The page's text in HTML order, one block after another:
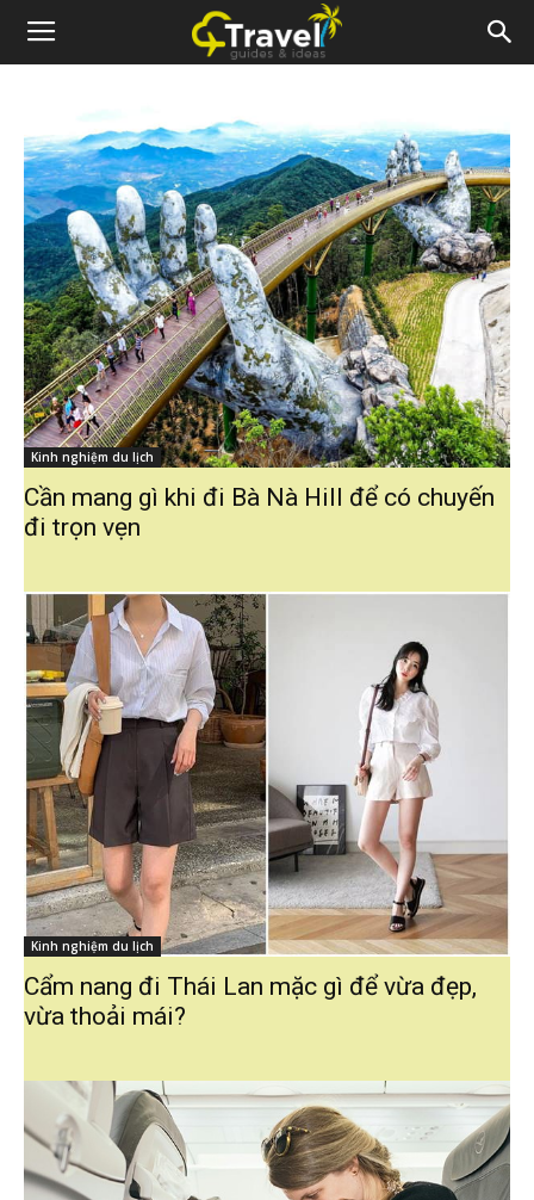
Kinh nghiệm du lịch
Cần mang gì khi đi Bà Nà Hill để có chuyến
đi trọn vẹn
Kinh nghiệm du lịch
Cẩm nang đi Thái Lan mặc gì để vừa đẹp,
vừa thoải mái?